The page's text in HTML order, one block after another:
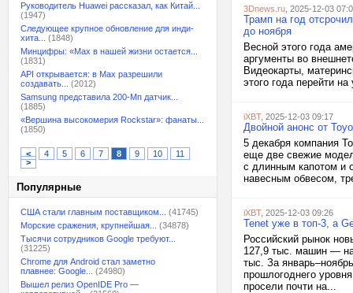
Руководитель Huawei рассказал, как Китай...
(1947)
Следующее крупное обновление для инди-
хита...
(1848)
Минцифры: «Max в нашей жизни остается...
(1831)
API открывается: в Max разрешили
создавать...
(2012)
Samsung представила 200-Мп датчик...
(1885)
«Вершина высокомерия Rockstar»: фанаты...
(1850)
< 4 5 6 7 8 9 10
11
>
Популярные
США стали главным поставщиком...
(41745)
Морские сражения, крупнейшая...
(34878)
Тысячи сотрудников Google требуют...
(31225)
Chrome для Android стал заметно
плавнее: Google...
(24980)
Вышел релиз OpenIDE Pro —
3Dnews.ru , 2025-12-03
Трамп на год
до ноября
Весной этого года
аргументы во
Видеокарты,
этого года перейти
iXBT, 2025-12-03 09:17
Двойной анонс от
5 декабря компания
еще две свежие
с длинным капотом и
навесным обвесом,
iXBT, 2025-12-03 09:26
Tenet уже в топ-3, а
Российский рынок
127,9 тыс. машин — на
тыс. За
прошлогоднего
просели почти на...